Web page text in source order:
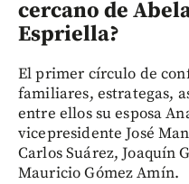
cercano de
Espriella?
El primer círculo de
familiares, estrategas,
entre ellos su esposa
vicepresidente José
Carlos Suárez, Joaquín
Mauricio Gómez Amín.